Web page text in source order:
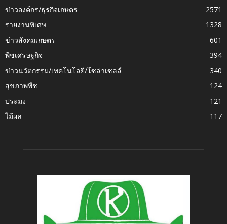
ข่าวองค์กร/ธุรกิจเกษตร
2571
รายงานพิเศษ
1328
ข่าวสังคมเกษตร
601
พืชเศรษฐกิจ
394
ข่าวนวัตกรรม/เทคโนโลยี/โซล่าเซลล์
340
สุขภาพพืช
124
ประมง
121
ไม้ผล
117